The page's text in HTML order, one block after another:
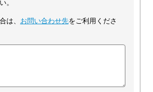
。
は、 お問い合わせ先をご利用くださ